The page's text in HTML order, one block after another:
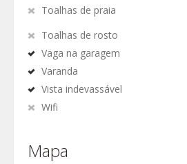
Toalhas de praia
Toalhas de rosto
Vaga na garagem
Varanda
Vista indevassável
Wifi
Mapa